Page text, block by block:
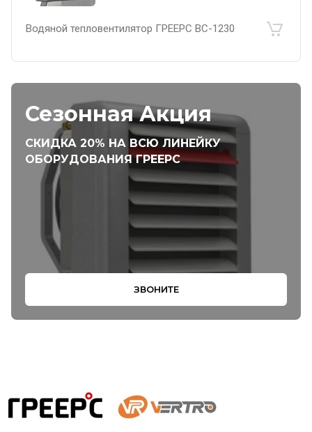
Водяной тепловентилятор ГРЕЕРС ВС-1230
Сезонная Акция
СКИДКА 20% НА ВСЮ ЛИНЕЙКУ
ОБОРУДОВАНИЯ ГРЕЕРС
ЗВОНИТЕ